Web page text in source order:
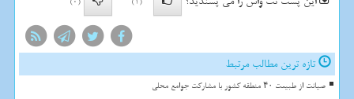
تازه ترین مطالب مرتبط
صیانت از طبیعت ۴۰ منطقه کشور با مشارکت جوامع محلی